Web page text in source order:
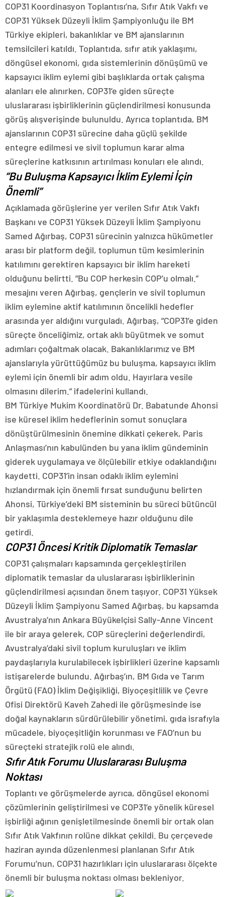
COP31 Koordinasyon Toplantısı’na, Sıfır Atık Vakfı ve
COP31 Yüksek Düzeyli İklim Şampiyonluğu ile BM
Türkiye ekipleri, bakanlıklar ve BM ajanslarının
temsilcileri katıldı. Toplantıda, sıfır atık yaklaşımı,
döngüsel ekonomi, gıda sistemlerinin dönüşümü ve
kapsayıcı iklim eylemi gibi başlıklarda ortak çalışma
alanları ele alınırken, COP31’e giden süreçte
uluslararası işbirliklerinin güçlendirilmesi konusunda
görüş alışverişinde bulunuldu. Ayrıca toplantıda, BM
ajanslarının COP31 sürecine daha güçlü şekilde
entegre edilmesi ve sivil toplumun karar alma
süreçlerine katkısının artırılması konuları ele alındı.
“Bu Buluşma Kapsayıcı İklim Eylemi İçin
Önemli”
Açıklamada görüşlerine yer verilen Sıfır Atık Vakfı
Başkanı ve COP31 Yüksek Düzeyli İklim Şampiyonu
Samed Ağırbaş, COP31 sürecinin yalnızca hükümetler
arası bir platform değil, toplumun tüm kesimlerinin
katılımını gerektiren kapsayıcı bir iklim hareketi
olduğunu belirtti. “Bu COP herkesin COP’u olmalı.”
mesajını veren Ağırbaş, gençlerin ve sivil toplumun
iklim eylemine aktif katılımının öncelikli hedefler
arasında yer aldığını vurguladı. Ağırbaş, “COP31’e giden
süreçte önceliğimiz, ortak aklı büyütmek ve somut
adımları çoğaltmak olacak. Bakanlıklarımız ve BM
ajanslarıyla yürüttüğümüz bu buluşma, kapsayıcı iklim
eylemi için önemli bir adım oldu. Hayırlara vesile
olmasını dilerim.” ifadelerini kullandı.
BM Türkiye Mukim Koordinatörü Dr. Babatunde Ahonsi
ise küresel iklim hedeflerinin somut sonuçlara
dönüştürülmesinin önemine dikkati çekerek, Paris
Anlaşması’nın kabulünden bu yana iklim gündeminin
giderek uygulamaya ve ölçülebilir etkiye odaklandığını
kaydetti. COP31’in insan odaklı iklim eylemini
hızlandırmak için önemli fırsat sunduğunu belirten
Ahonsi, Türkiye’deki BM sisteminin bu süreci bütüncül
bir yaklaşımla desteklemeye hazır olduğunu dile
getirdi.
COP31 Öncesi Kritik Diplomatik Temaslar
COP31 çalışmaları kapsamında gerçekleştirilen
diplomatik temaslar da uluslararası işbirliklerinin
güçlendirilmesi açısından önem taşıyor. COP31 Yüksek
Düzeyli İklim Şampiyonu Samed Ağırbaş, bu kapsamda
Avustralya’nın Ankara Büyükelçisi Sally-Anne Vincent
ile bir araya gelerek, COP süreçlerini değerlendirdi,
Avustralya’daki sivil toplum kuruluşları ve iklim
paydaşlarıyla kurulabilecek işbirlikleri üzerine kapsamlı
istişarelerde bulundu. Ağırbaş’ın, BM Gıda ve Tarım
Örgütü (FAO) İklim Değişikliği, Biyoçeşitlilik ve Çevre
Ofisi Direktörü Kaveh Zahedi ile görüşmesinde ise
doğal kaynakların sürdürülebilir yönetimi, gıda israfıyla
mücadele, biyoçeşitliğin korunması ve FAO’nun bu
süreçteki stratejik rolü ele alındı.
Sıfır Atık Forumu Uluslararası Buluşma
Noktası
Toplantı ve görüşmelerde ayrıca, döngüsel ekonomi
çözümlerinin geliştirilmesi ve COP31’e yönelik küresel
işbirliği ağının genişletilmesinde önemli bir ortak olan
Sıfır Atık Vakfının rolüne dikkat çekildi. Bu çerçevede
haziran ayında düzenlenmesi planlanan Sıfır Atık
Forumu’nun, COP31 hazırlıkları için uluslararası ölçekte
önemli bir buluşma noktası olması bekleniyor.